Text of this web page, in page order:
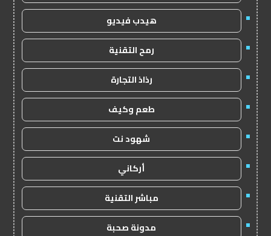
هيدب فيديو
رمح التقنية
رذاذ التجارة
طعم وكيف
شهود نت
أركاني
مباشر التقنية
مدونة صحبة